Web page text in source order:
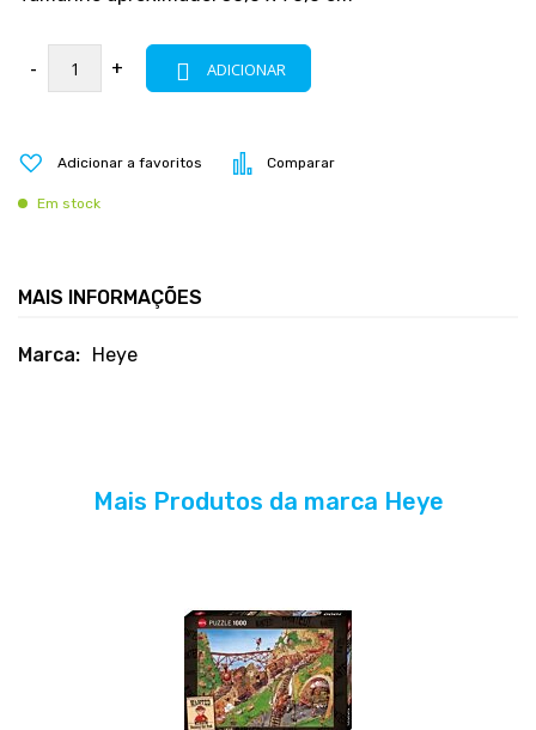
- + ADICIONAR
Adicionar a favoritos Comparar
Em stock
MAIS INFORMAÇÕES
Mais
Heye
Mais Produtos da marca Heye